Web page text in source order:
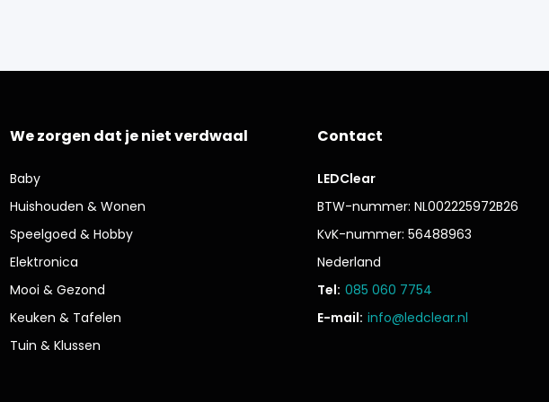
We zorgen dat je niet verdwaal
Baby
Huishouden & Wonen
Speelgoed & Hobby
Elektronica
Mooi & Gezond
Keuken & Tafelen
Tuin & Klussen
Contact
LEDClear
BTW-nummer: NL002225972B26
KvK-nummer: 56488963
Nederland
Tel: 085 060 7754
E-mail: info@ledclear.nl